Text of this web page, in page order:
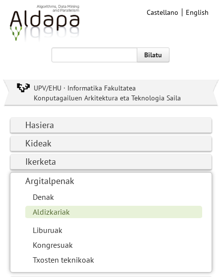
Castellano English
Bilatu
UPV/EHU · Informatika Fakultatea
Konputagailuen Arkitektura eta Teknologia Saila
Hasiera
Kideak
Ikerketa
Argitalpenak
Denak
Aldizkariak
Liburuak
Kongresuak
Txosten teknikoak